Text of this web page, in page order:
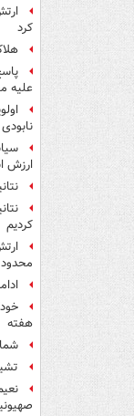
کرد
علیه
نابودی
ارزش
کردیم
هفته
شمار
تشییع